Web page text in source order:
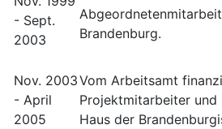
- Sept.
2003
Brandenburg.
Nov. 2003
- April
2005
Vom Arbeitsamt
Projektmitarbeiter und
Haus der